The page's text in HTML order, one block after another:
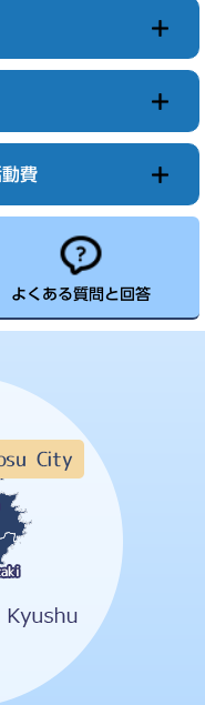
費
よくある質問と回答